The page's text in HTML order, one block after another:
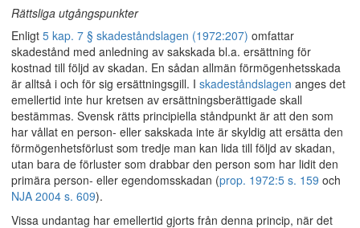
Rättsliga utgångspunkter
Enligt 5 kap. 7 § skadeståndslagen (1972:207) omfattar
skadestånd med anledning av sakskada bl.a. ersättning för
kostnad till följd av skadan. En sådan allmän förmögenhetsskada
är alltså i och för sig ersättningsgill. I skadeståndslagen anges det
emellertid inte hur kretsen av ersättningsberättigade skall
bestämmas. Svensk rätts principiella ståndpunkt är att den som
har vållat en person- eller sakskada inte är skyldig att ersätta den
förmögenhetsförlust som tredje man kan lida till följd av skadan,
utan bara de förluster som drabbar den person som har lidit den
primära person- eller egendomsskadan (prop. 1972:5 s. 159 och
NJA 2004 s. 609).
Vissa undantag har emellertid gjorts från denna princip, när det